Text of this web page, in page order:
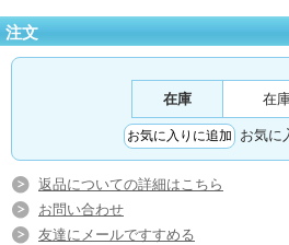
注文
在庫 在
お気に
返品についての詳細はこちら
お問い合わせ
友達にメールですすめる